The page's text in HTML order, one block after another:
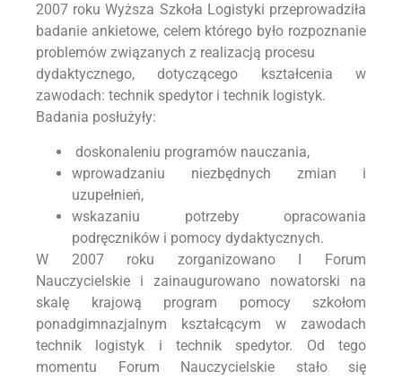
2007 roku Wyższa Szkoła Logistyki przeprowadziła
badanie ankietowe, celem którego było rozpoznanie
problemów związanych z realizacją procesu
dydaktycznego, dotyczącego kształcenia w
zawodach: technik spedytor i technik logistyk.
Badania posłużyły:
doskonaleniu programów nauczania,
wprowadzaniu niezbędnych zmian i
uzupełnień,
wskazaniu potrzeby opracowania
podręczników i pomocy dydaktycznych.
W 2007 roku zorganizowano I Forum
Nauczycielskie i zainaugurowano nowatorski na
skalę krajową program pomocy szkołom
ponadgimnazjalnym kształcącym w zawodach
technik logistyk i technik spedytor. Od tego
momentu Forum Nauczycielskie stało się